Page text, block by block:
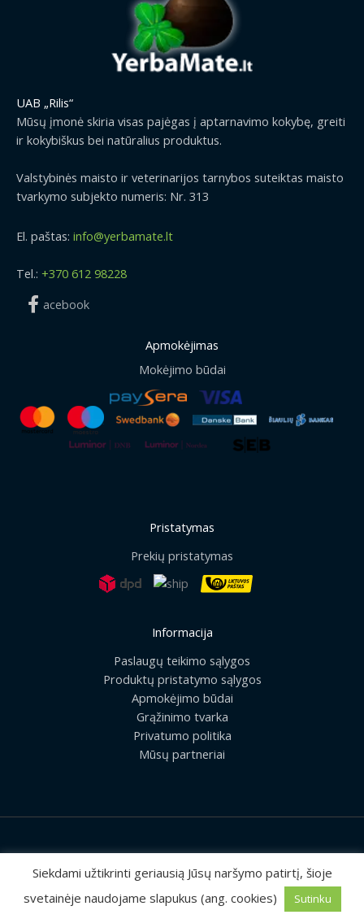
UAB „Rilis“
Mūsų įmonė skiria visas pajėgas į aptarnavimo kokybę, greiti
ir kokybiškus bei natūralius produktus.
Valstybinės maisto ir veterinarijos tarnybos suteiktas maisto
tvarkymo subjekto numeris: Nr. 313
El. paštas: info@yerbamate.lt
Tel.: +370 612 98228
acebook
Apmokėjimas
Mokėjimo būdai
Pristatymas
Prekių pristatymas
Informacija
Paslaugų teikimo sąlygos
Produktų pristatymo sąlygos
Apmokėjimo būdai
Grąžinimo tvarka
Privatumo politika
Mūsų partneriai
2026 © Visos teisės saugomos | UAB „Rilis“
Sprendimas:MEDIAERN
Siekdami užtikrinti geriausią Jūsų naršymo patirtį, šioje
svetainėje naudojame slapukus (ang. cookies)
Sutinku